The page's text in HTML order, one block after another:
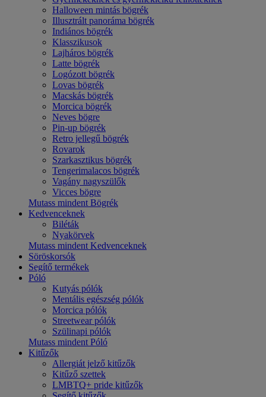
Halloween mintás bögrék
Illusztrált panoráma bögrék
Indiános bögrék
Klasszikusok
Lajháros bögrék
Latte bögrék
Logózott bögrék
Lovas bögrék
Macskás bögrék
Morcica bögrék
Neves bögre
Pin-up bögrék
Retro jellegű bögrék
Rovarok
Szarkasztikus bögrék
Tengerimalacos bögrék
Vagány nagyszülők
Vicces bögre
Mutass mindent Bögrék
Kedvenceknek
Biléták
Nyakörvek
Mutass mindent Kedvenceknek
Söröskorsók
Segítő termékek
Póló
Kutyás pólók
Mentális egészség pólók
Morcica pólók
Streetwear pólók
Szülinapi pólók
Mutass mindent Póló
Kitűzők
Allergiát jelző kitűzők
Kitűző szettek
LMBTQ+ pride kitűzők